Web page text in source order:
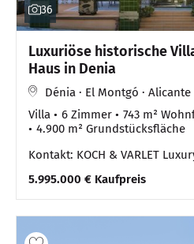
36
Luxuriöse historische
Haus in Denia
Dénia · El Montgó · Alicante
Villa
6 Zimmer
743 m²
4.900 m² Grundstücksfläche
Kontakt: KOCH & VARLET
5.995.000 € Kaufpreis